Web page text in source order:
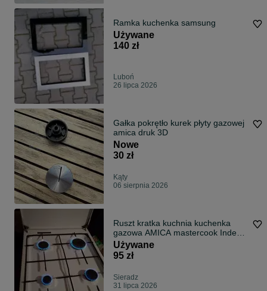
Ramka kuchenka samsung
Używane
140 zł
Luboń
26 lipca 2026
Gałka pokrętło kurek płyty gazowej
amica druk 3D
Nowe
30 zł
Kąty
06 sierpnia 2026
Ruszt kratka kuchnia kuchenka
gazowa AMICA mastercook Indesit
wrozamet
Używane
95 zł
Sieradz
31 lipca 2026